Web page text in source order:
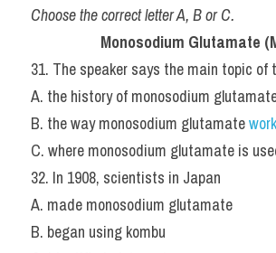
Choose the correct letter A, B or C.
Monosodium Glutamate
31. The speaker says the main topic of
A. the history of monosodium
B. the way monosodium glutamate
C. where monosodium glutamate is
32. In 1908, scientists in Japan
A. made monosodium glutamate
B. began using kombu